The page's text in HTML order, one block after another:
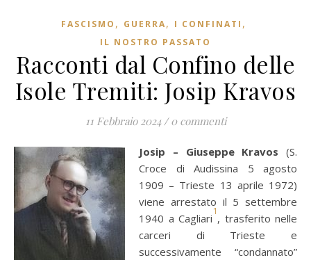
FASCISMO , GUERRA, I CONFINATI ,
IL NOSTRO PASSATO
Racconti dal Confino delle
Isole Tremiti: Josip Kravos
11 Febbraio 2024 / 0 commenti
Josip – Giuseppe Kravos (S.
Croce di Audissina 5 agosto
1909 – Trieste 13 aprile 1972)
viene arrestato il 5 settembre
1940 a Cagliari
1
, trasferito nelle
carceri di Trieste e
successivamente “condannato”